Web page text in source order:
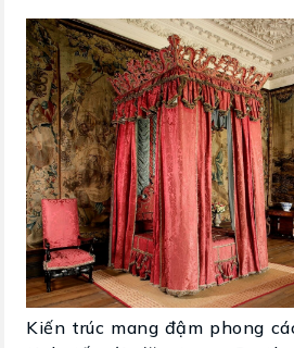
Kiến trúc mang đậm phong